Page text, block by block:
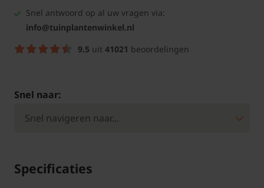
Snel antwoord op al uw vragen via:
info@tuinplantenwinkel.nl
9.5 uit 41021 beoordelingen
Snel naar:
Specificaties